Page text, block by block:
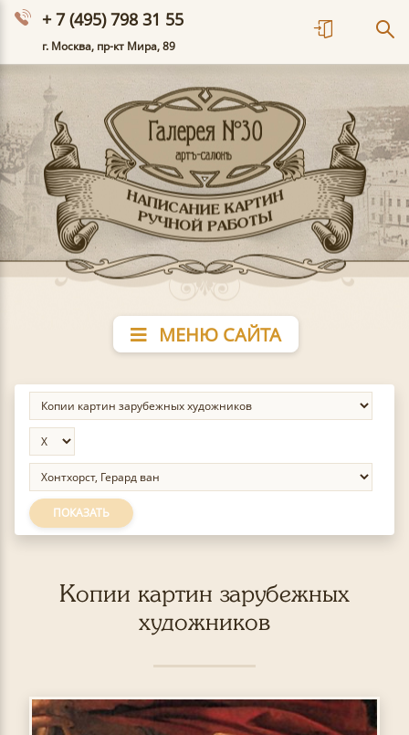
+ 7 (495) 798 31 55
г. Москва, пр-кт Мира, 89
МЕНЮ САЙТА
ПОКАЗАТЬ
Копии картин зарубежных
художников